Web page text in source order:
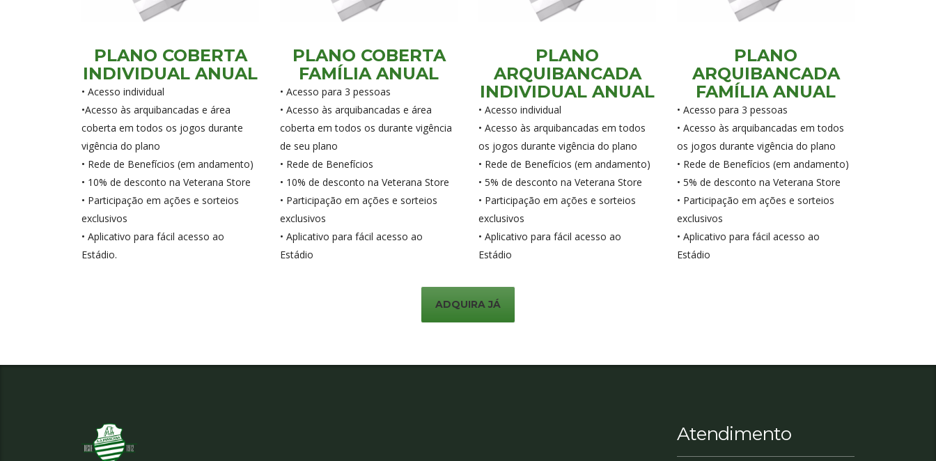
PLANO COBERTA
INDIVIDUAL ANUAL
• Acesso individual
•Acesso às arquibancadas e área
coberta em todos os jogos durante
vigência do plano
• Rede de Benefícios (em andamento)
• 10% de desconto na Veterana Store
• Participação em ações e sorteios
exclusivos
• Aplicativo para fácil acesso ao
Estádio.
PLANO COBERTA
FAMÍLIA ANUAL
• Acesso para 3 pessoas
• Acesso às arquibancadas e área
coberta em todos os durante vigência
de seu plano
• Rede de Benefícios
• 10% de desconto na Veterana Store
• Participação em ações e sorteios
exclusivos
• Aplicativo para fácil acesso ao
Estádio
PLANO
ARQUIBANCADA
INDIVIDUAL ANUAL
• Acesso individual
• Acesso às arquibancadas em todos
os jogos durante vigência do plano
• Rede de Benefícios (em andamento)
• 5% de desconto na Veterana Store
• Participação em ações e sorteios
exclusivos
• Aplicativo para fácil acesso ao
Estádio
PLANO
ARQUIBANCADA
FAMÍLIA ANUAL
• Acesso para 3 pessoas
• Acesso às arquibancadas em todos
os jogos durante vigência do plano
• Rede de Benefícios (em andamento)
• 5% de desconto na Veterana Store
• Participação em ações e sorteios
exclusivos
• Aplicativo para fácil acesso ao
Estádio
ADQUIRA JÁ
Atendimento